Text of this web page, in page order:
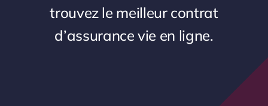
trouvez le meilleur contrat
d’assurance vie en ligne.